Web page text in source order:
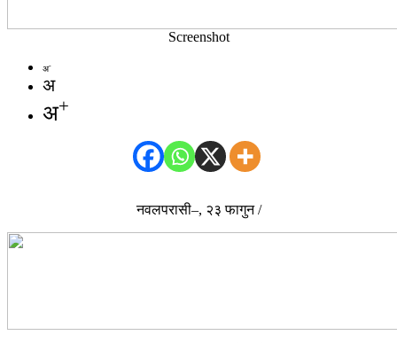
Screenshot
अ-
अ
अ+
नवलपरासी–, २३ फागुन /